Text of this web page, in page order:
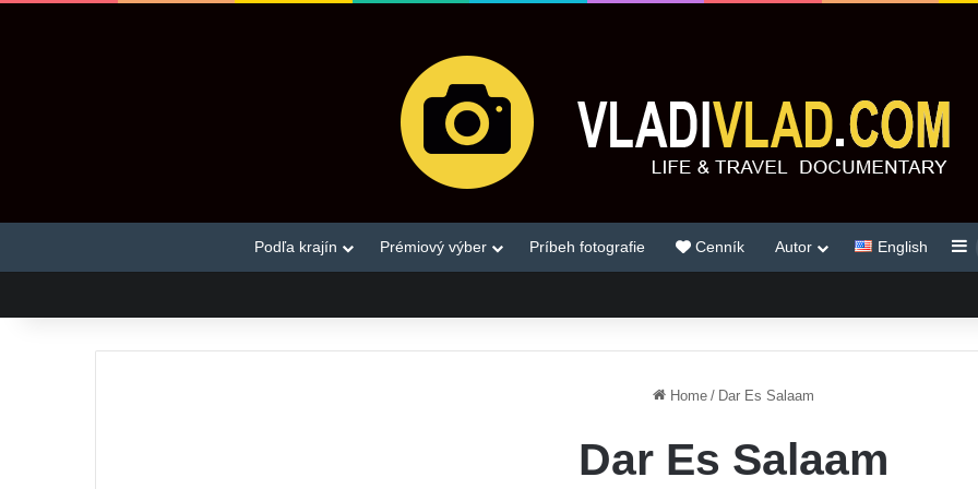
Podľa krajín Prémiový výber Príbeh fotografie Cenník Autor English
Home / Dar Es Salaam
Dar Es Salaam